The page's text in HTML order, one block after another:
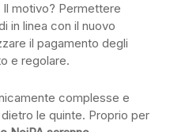
Il motivo? Permettere
in linea con il nuovo
il pagamento degli
e regolare.
complesse e
le quinte. Proprio per